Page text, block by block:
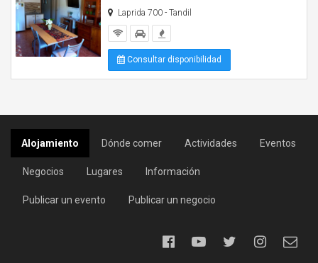
Laprida 700 - Tandil
Consultar disponibilidad
Alojamiento Dónde comer Actividades Eventos
Negocios Lugares Información
Publicar un evento Publicar un negocio